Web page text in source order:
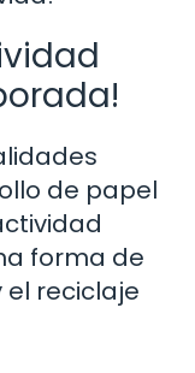
de papel
forma de
reciclaje